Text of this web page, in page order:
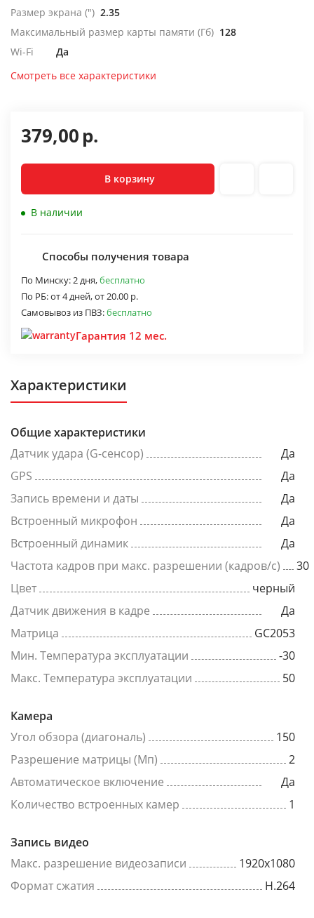
Размер экрана (") 2.35
Максимальный размер карты памяти (Гб) 128
Wi-Fi
Да
Смотреть все характеристики
379,00р.
В корзину
В наличии
Способы получения товара
По Минску:2 дня,бесплатно
По РБ:от 4 дней,от 20.00 р.
Самовывоз из ПВЗ:бесплатно
Гарантия 12 мес.
Характеристики
Общие характеристики
Датчик удара (G-сенсор)
Да
GPS
Да
Запись времени и даты
Да
Встроенный микрофон
Да
Встроенный динамик
Да
Частота кадров при макс. разрешении (кадров/с)
30
Цвет
черный
Датчик движения в кадре
Да
Матрица
GC2053
Мин. Температура эксплуатации
-30
Макс. Температура эксплуатации
50
Камера
Угол обзора (диагональ)
150
Разрешение матрицы (Мп)
2
Автоматическое включение
Да
Количество встроенных камер
1
Запись видео
Макс. разрешение видеозаписи
1920x1080
Формат сжатия
H.264